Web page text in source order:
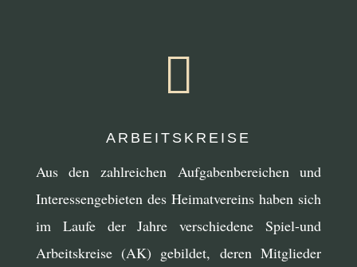

ARBEITSKREISE
Aus den zahlreichen Aufgabenbereichen und
Interessengebieten des Heimatvereins haben sich
im Laufe der Jahre verschiedene Spiel-und
Arbeitskreise (AK) gebildet, deren Mitglieder